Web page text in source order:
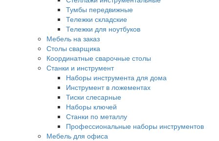
Тумбы передвижные
Тележки складские
Тележки для ноутбуков
Мебель на заказ
Столы сварщика
Координатные сварочные столы
Станки и инструмент
Наборы инструмента для дома
Инструмент в ложементах
Тиски слесарные
Наборы ключей
Станки по металлу
Профессиональные наборы инструментов
Мебель для офиса